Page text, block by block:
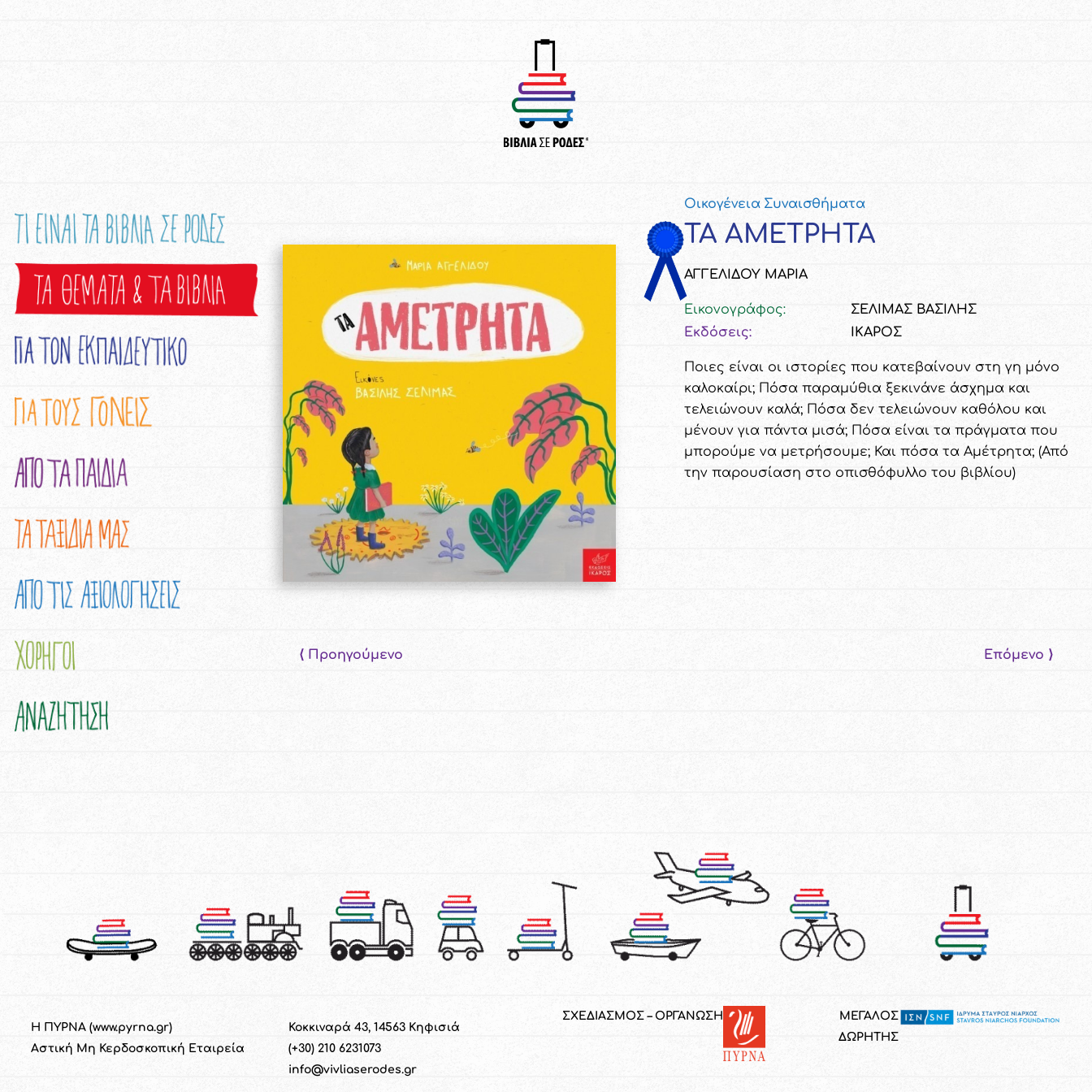
Οικογένεια Συναισθήματα
ΤΑ ΑΜΕΤΡΗΤΑ
ΑΓΓΕΛΙΔΟΥ ΜΑΡΙΑ
Εικονογράφος:
ΣΕΛΙΜΑΣ ΒΑΣΙΛΗΣ
Εκδόσεις:
ΙΚΑΡΟΣ
Ποιες είναι οι ιστορίες που κατεβαίνουν στη γη μόνο
καλοκαίρι; Πόσα παραμύθια ξεκινάνε άσχημα και
τελειώνουν καλά; Πόσα δεν τελειώνουν καθόλου και
μένουν για πάντα μισά; Πόσα είναι τα πράγματα που
μπορούμε να μετρήσουμε; Και πόσα τα Αμέτρητα; (Από
την παρουσίαση στο οπισθόφυλλο του βιβλίου)
⟨ Προηγούμενο Επόμενο ⟩
Η ΠΥΡΝΑ (www.pyrna.gr)
Αστική M η Κερδοσκοπική Εταιρεία
Κοκκιναρά 43, 14563 Κηφισιά
(+30) 210 6231073
info@vivliaserodes.gr
ΣΧΕΔΙΑΣΜΟΣ – ΟΡΓΑΝΩΣΗ
ΜΕΓΑΛΟΣ
ΔΩΡΗΤΗΣ